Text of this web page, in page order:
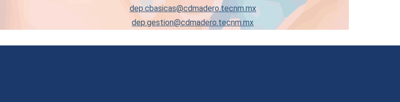
dep.cbasicas@cdmadero.tecnm.mx
dep.gestion@cdmadero.tecnm.mx